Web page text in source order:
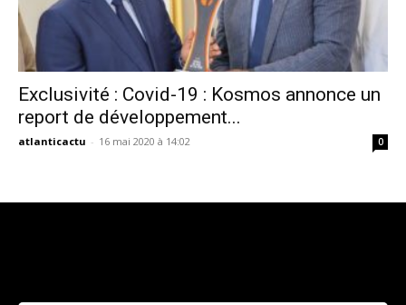
Exclusivité : Covid-19 : Kosmos annonce un
report de développement...
atlanticactu - 16 mai 2020 à 14:02 0